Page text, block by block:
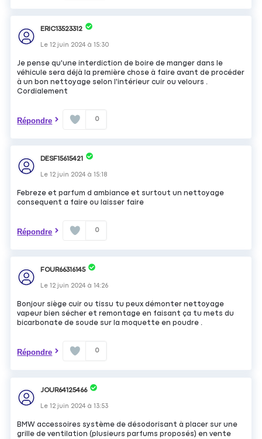
ERIC13523312
Le12 juin 2024 à15:30
Je pense qu'une interdiction de boire de manger dans le
véhicule sera déjà la première chose à faire avant de procéder
à un bon nettoyage selon l'intérieur cuir ou velours .
Cordialement
Répondre 0
DESF15615421
Le12 juin 2024 à15:18
Febreze et parfum d ambiance et surtout un nettoyage
consequent a faire ou laisser faire
Répondre 0
FOUR66316145
Le12 juin 2024 à14:26
Bonjour siège cuir ou tissu tu peux démonter nettoyage
vapeur bien sécher et remontage en faisant ça tu mets du
bicarbonate de soude sur la moquette en poudre .
Répondre 0
JOUR64125466
Le12 juin 2024 à13:53
BMW accessoires système de désodorisant à placer sur une
grille de ventilation (plusieurs parfums proposés) en vente